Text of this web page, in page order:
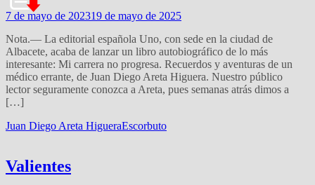
7 de mayo de 202319 de mayo de 2025
Nota.— La editorial española Uno, con sede en la ciudad de
Albacete, acaba de lanzar un libro autobiográfico de lo más
interesante: Mi carrera no progresa. Recuerdos y aventuras de un
médico errante, de Juan Diego Areta Higuera. Nuestro público
lector seguramente conozca a Areta, pues semanas atrás dimos a
[…]
Juan Diego Areta HigueraEscorbuto
Valientes